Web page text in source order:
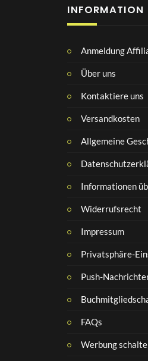
INFORMATION
Anmeldung
Über uns
Kontaktiere uns
Versandkosten
Allgemeine
Informationen
Widerrufsrecht
Impressum
Privatsphäre-
Push-
FAQs
Werbung